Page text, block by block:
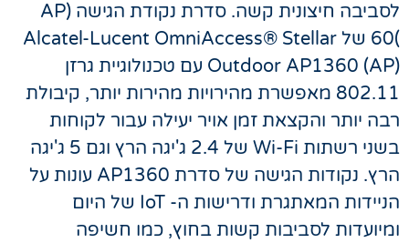
לסביבה חיצונית קשה. סדרת נקודת הגישה (AP
)60 של Alcatel-Lucent OmniAccess® Stellar
Outdoor AP1360 (AP) עם טכנולוגיית גרזן
802.11 מאפשרת מהירויות מהירות יותר, קיבולת
רבה יותר והקצאת זמן אויר יעילה עבור לקוחות
בשני רשתות Wi-Fi של 2.4 ג'יגה הרץ וגם 5 ג'יגה
הרץ. נקודות הגישה של סדרת AP1360 עונות על
הניידות המאתגרת ודרישות ה- IoT של היום
ומיועדות לסביבות קשות בחוץ, כמו חשיפה